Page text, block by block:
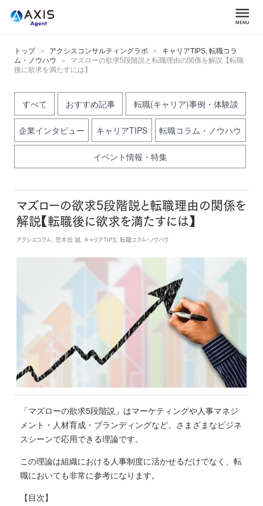
トップ アクシスコンサルティングラボ キャリアTIPS, 転職コラ
ム・ノウハウ
マズローの欲求5段階説と転職理由の関係を解説【転職
後に欲求を満たすには】
すべて おすすめ記事 転職(キャリア)事例・体験談
企業インタビュー キャリアTIPS 転職コラム・ノウハウ
イベント情報・特集
マズローの欲求5段階説と転職理由の関係を
解説【転職後に欲求を満たすには】
アクシスコラム, 荒木田 誠, キャリアTIPS, 転職コラム・ノウハウ
「マズローの欲求5段階説」はマーケティングや人事マネジ
メント・人材育成・ブランディングなど、さまざまなビジネ
スシーンで応用できる理論です。
この理論は組織における人事制度に活かせるだけでなく、転
職においても非常に参考になります。
【目次】